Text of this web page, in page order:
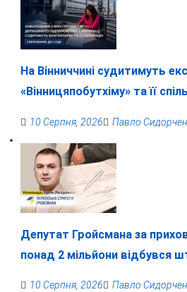
На Вінниччині судитимуть
«Вінницяпобутхіму» та її
10 Серпня, 2026 Павло
Депутат Гройсмана за
понад 2 мільйони відбувся
10 Серпня, 2026 Павло